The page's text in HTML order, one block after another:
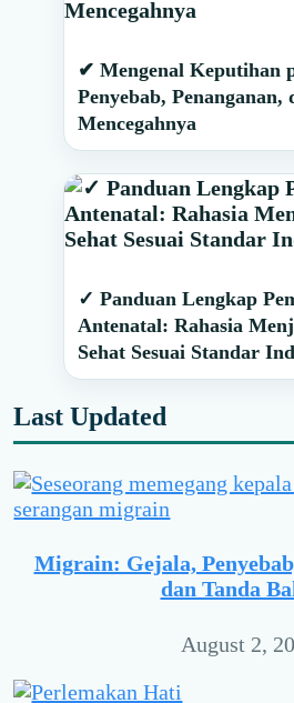
✔ Mengenal Keputihan
Penyebab, Penanganan,
Mencegahnya
✓ Panduan Lengkap
Antenatal: Rahasia
Sehat Sesuai Standar
Last Updated
Migrain: Gejala,
dan Tanda
August 2,